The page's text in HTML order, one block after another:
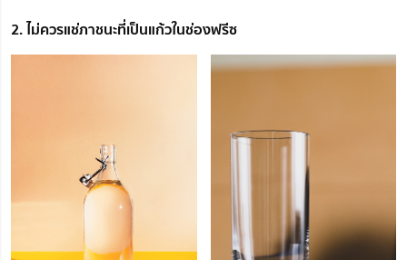
2. ไม่ควรแช่ภาชนะที่เป็นแก้วในช่องฟรีซ